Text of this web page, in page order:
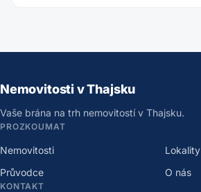
Nemovitosti v Thajsku
Vaše brána na trh nemovitostí v Thajsku.
PROZKOUMAT
Nemovitosti
Lokality
Průvodce
O nás
KONTAKT